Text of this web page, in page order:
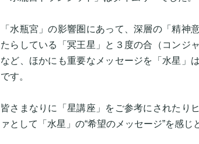
「水瓶宮」の影響圏にあって、深層の「精神
たらしている「冥王星」と３度の合（コンジ
など、ほかにも重要なメッセージを「水星」
です。
皆さまなりに「星講座」をご参考にされたり
ァとして「水星」の“希望のメッセージ”を感じ